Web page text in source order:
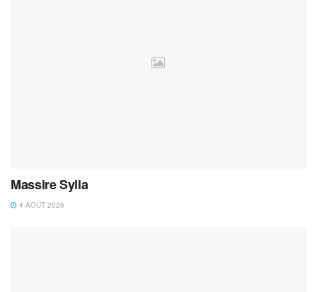
Massire Sylla
4 AOÛT 2026